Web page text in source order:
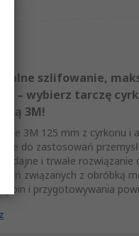
szlifowanie,
– wybierz tarczę
3M!
3M 125 mm z cyrkonu i
do zastosowań
i trwałe rozwiązanie
związanych z obróbką
spoin i przygotowywania